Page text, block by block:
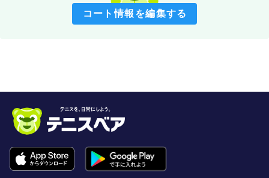
コート情報を編集する